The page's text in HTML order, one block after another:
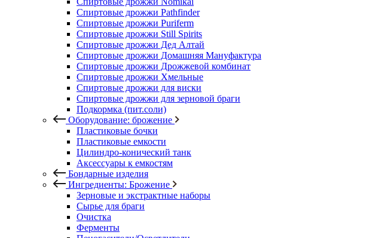
Спиртовые дрожжи Pathfinder
Спиртовые дрожжи Puriferm
Спиртовые дрожжи Still Spirits
Спиртовые дрожжи Дед Алтай
Спиртовые дрожжи Домашняя Мануфактура
Спиртовые дрожжи Дрожжевой комбинат
Спиртовые дрожжи Хмельные
Спиртовые дрожжи для виски
Спиртовые дрожжи для зерновой браги
Подкормка (пит.соли)
Оборудование: брожение
Пластиковые бочки
Пластиковые емкости
Цилиндро-конический танк
Аксессуары к емкостям
Бондарные изделия
Ингредиенты: Брожение
Зерновые и экстрактные наборы
Сырье для браги
Очистка
Ферменты